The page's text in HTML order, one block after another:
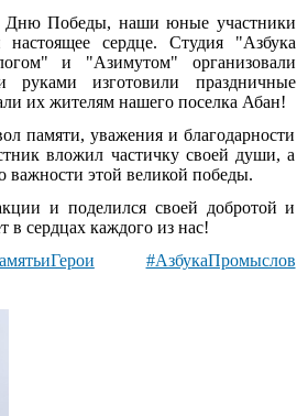
Победы, наши юные участники
сердце. Студия "Азбука
и "Азимутом" организовали
руками изготовили праздничные
их жителям нашего поселка Абан!
памяти, уважения и благодарности
вложил частичку своей души, а
этой великой победы.
и поделился своей добротой и
в сердцах каждого из нас!
#АзбукаПромыслов